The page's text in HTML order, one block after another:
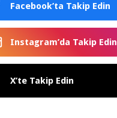
Facebook’ta Takip Edin
Instagram’da Takip Edin
X’te Takip Edin